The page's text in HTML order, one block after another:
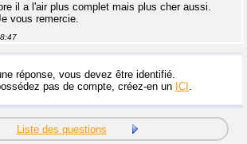
il a l'air plus complet mais plus cher aussi.
vous remercie.
réponse, vous devez être identifié.
pas de compte, créez-en un ICI .
Liste des questions